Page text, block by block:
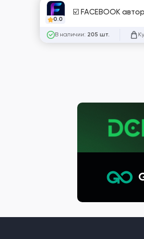
0.0
☑️ FACEBOOK
В наличии: 205 шт.